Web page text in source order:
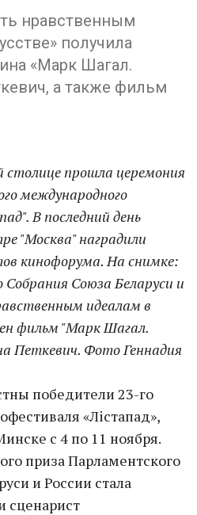
нравственным
получила
«Марк Шагал.
а также фильм
столице прошла церемония
международного
В последний день
"Москва" наградили
кинофорума. На снимке:
Союза Беларуси и
идеалам в
фильм "Марк Шагал.
Петкевич. Фото Геннадия
победители 23-го
«Лiстапад»,
с 4 по 11 ноября.
приза Парламентского
и России стала
сценарист